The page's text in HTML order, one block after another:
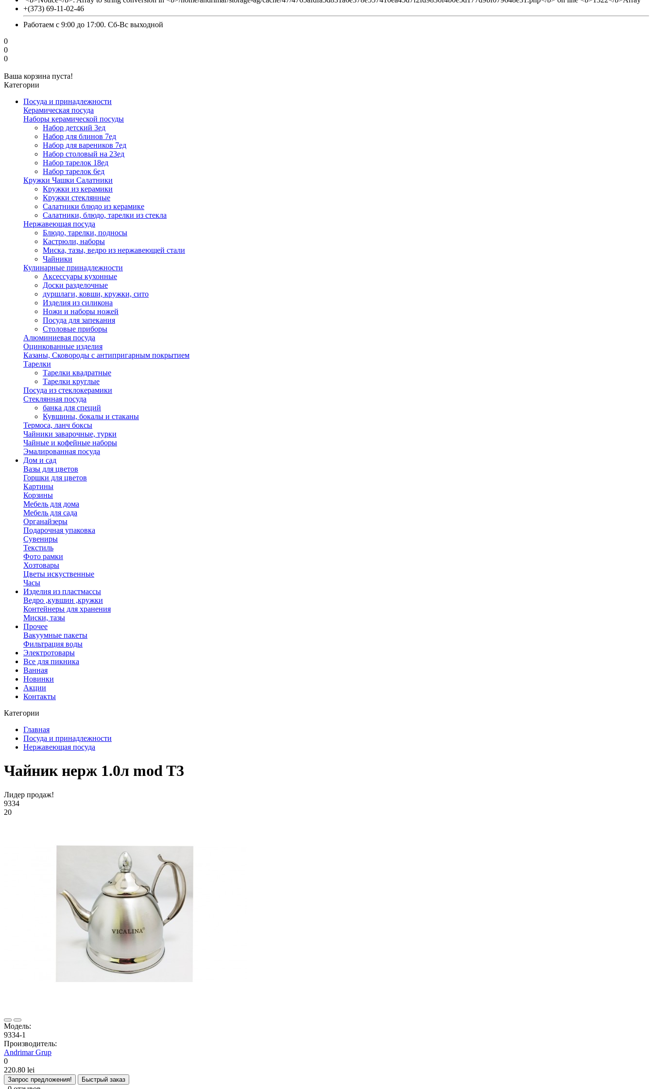
+(373) 69-11-02-46
Работаем с 9:00 до 17:00. Сб-Вс выходной
0
0
0
Ваша корзина пуста!
Категории
Посуда и принадлежности
Керамическая посуда
Наборы керамической посуды
Набор детский 3ед
Набор для блинов 7ед
Набор для вареников 7ед
Набор столовый на 23ед
Набор тарелок 18ед
Набор тарелок 6ед
Кружки Чашки Салатники
Кружки из керамики
Кружки стеклянные
Салатники блюдо из керамике
Салатники, блюдо, тарелки из стекла
Нержавеющая посуда
Блюдо, тарелки, подносы
Кастрюли, наборы
Миска, тазы, ведро из нержавеющей стали
Чайники
Кулинарные принадлежности
Аксессуары кухонные
Доски разделочные
дуршлаги, ковши, кружки, сито
Изделия из силикона
Ножи и наборы ножей
Посуда для запекания
Столовые приборы
Алюминиевая посуда
Оцинкованные изделия
Казаны, Сковороды с антипригарным покрытием
Тарелки
Тарелки квадратные
Тарелки круглые
Посуда из стеклокерамики
Стеклянная посуда
банка для специй
Кувшины, бокалы и стаканы
Термоса, ланч боксы
Чайники заварочные, турки
Чайные и кофейные наборы
Эмалированная посуда
Дом и сад
Вазы для цветов
Горшки для цветов
Картины
Корзины
Мебель для дома
Мебель для сада
Органайзеры
Подарочная упаковка
Сувениры
Текстиль
Фото рамки
Хозтовары
Цветы искуственные
Часы
Изделия из пластмассы
Ведро ,кувшин ,кружки
Контейнеры для хранения
Миски, тазы
Прочее
Вакуумные пакеты
Фильтрация воды
Электротовары
Все для пикника
Ванная
Новинки
Акции
Контакты
Категории
Главная
Посуда и принадлежности
Нержавеющая посуда
Чайник нерж 1.0л mod T3
Лидер продаж!
9334
20
Модель:
9334-1
Производитель:
Andrimar Grup
0
220.80 lei
Запрос предложения! Быстрый заказ